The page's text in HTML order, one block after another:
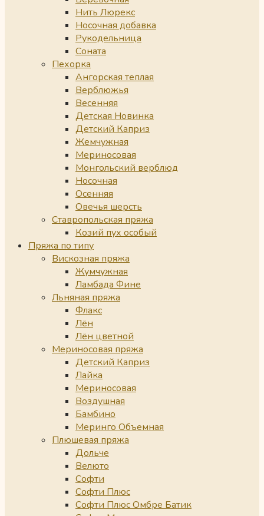
Нить Люрекс
Носочная добавка
Рукодельница
Соната
Пехорка
Ангорская теплая
Верблюжья
Весенняя
Детская Новинка
Детский Каприз
Жемчужная
Мериносовая
Монгольский верблюд
Носочная
Осенняя
Овечья шерсть
Ставропольская пряжа
Козий пух особый
Пряжа по типу
Вискозная пряжа
Жумчужная
Ламбада Фине
Льняная пряжа
Флакс
Лён
Лён цветной
Мериносовая пряжа
Детский Каприз
Лайка
Мериносовая
Воздушная
Бамбино
Меринго Объемная
Плюшевая пряжа
Дольче
Велюто
Софти
Софти Плюс
Софти Плюс Омбре Батик